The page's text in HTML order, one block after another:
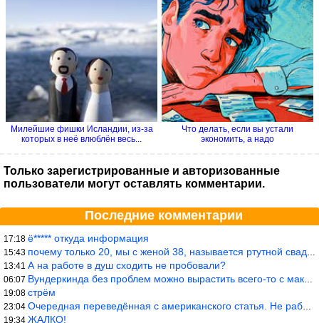
Милейшие фишки Исландии, из-за
которых в неё влюблён весь...
Что делать, если вы устали
экономить, а надо
Только зарегистрированные и авторизованные
пользователи могут оставлять комментарии.
Последние комментарии
17:18 ё***** откуда информация
15:43 почему только 20, мы с женой 38, называется ртутной свадьбой, гр
13:41 А на работе в душ сходить не пробовали?
06:07 Вундеркинда без проблем можно вырастить всего-то с максимально р
19:08 стрём
23:04 Очередная переведённая с американского статья. Не работает эта ф
19:34 ЖАЛКО!